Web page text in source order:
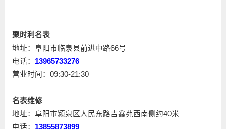
聚时利名表
地址：阜阳市临泉县前进中路66号
电话： 13965733276
营业时间：09:30-21:30
名表维修
地址：阜阳市颍泉区人民东路吉鑫苑西南侧约40米
电话： 13855873899